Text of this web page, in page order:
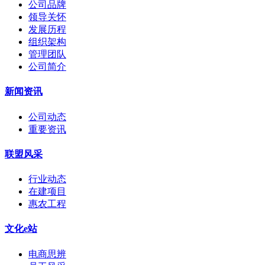
公司品牌
领导关怀
发展历程
组织架构
管理团队
公司简介
新闻资讯
公司动态
重要资讯
联盟风采
行业动态
在建项目
惠农工程
文化e站
电商思辨